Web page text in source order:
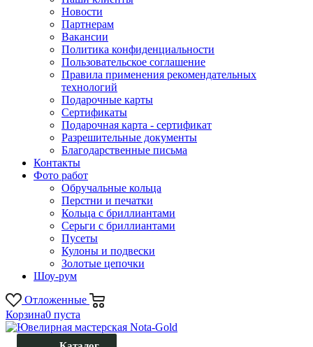
Новости
Партнерам
Вакансии
Политика конфиденциальности
Пользовательское соглашение
Правила применения рекомендательных
технологий
Подарочные карты
Сертификаты
Подарочная карта - сертификат
Разрешительные документы
Благодарственные письма
Контакты
Фото работ
Обручальные кольца
Перстни и печатки
Кольца с бриллиантами
Серьги с бриллиантами
Пусеты
Кулоны и подвески
Золотые цепочки
Шоу-рум
Отложенные
Корзина0 пуста